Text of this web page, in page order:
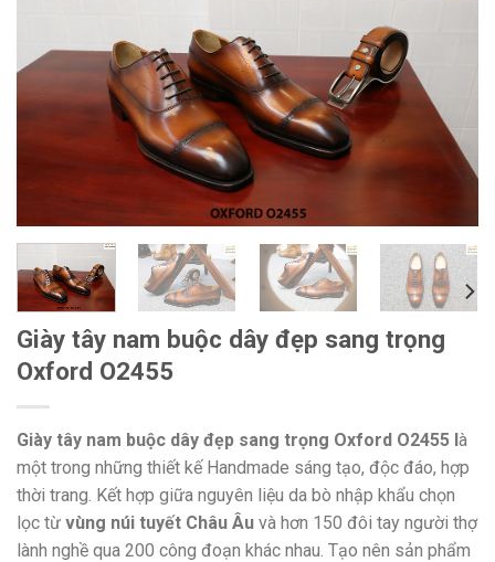
Giày tây nam buộc dây đẹp sang trọng
Oxford O2455
Giày tây nam buộc dây đẹp sang trọng Oxford O2455 là
một trong những thiết kế Handmade sáng tạo, độc đáo, hợp
thời trang. Kết hợp giữa nguyên liệu da bò nhập khẩu chọn
lọc từ vùng núi tuyết Châu Âu và hơn 150 đôi tay người thợ
lành nghề qua 200 công đoạn khác nhau. Tạo nên sản phẩm